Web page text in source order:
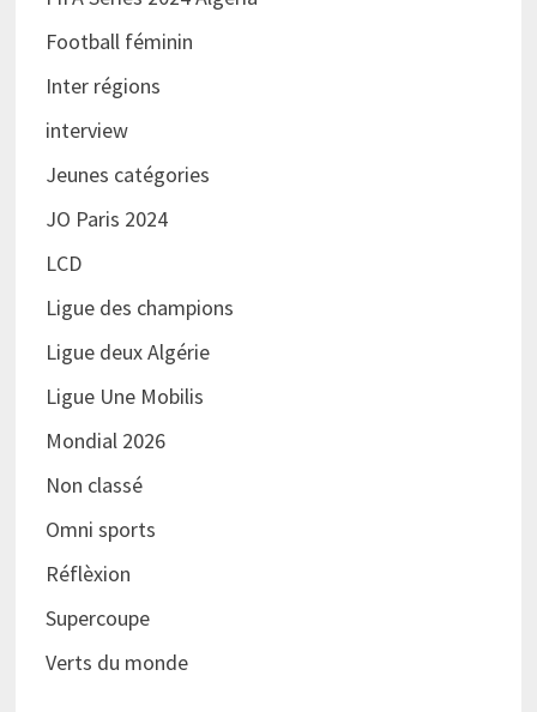
Football féminin
Inter régions
interview
Jeunes catégories
JO Paris 2024
LCD
Ligue des champions
Ligue deux Algérie
Ligue Une Mobilis
Mondial 2026
Non classé
Omni sports
Réflèxion
Supercoupe
Verts du monde